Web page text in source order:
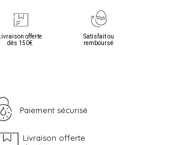
Livraison offerte
dès 150€
Satisfait ou
remboursé
Paiement sécurisé
Livraison offerte